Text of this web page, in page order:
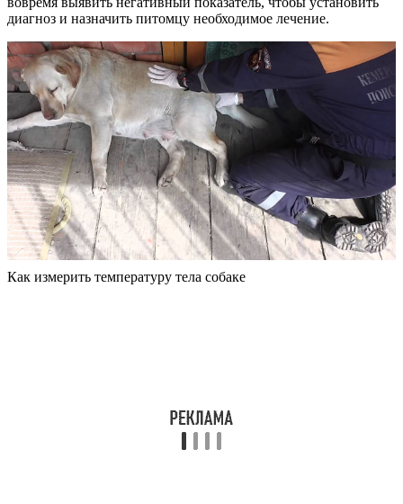
диагноз и назначить питомцу необходимое лечение.
Как измерить температуру тела собаке